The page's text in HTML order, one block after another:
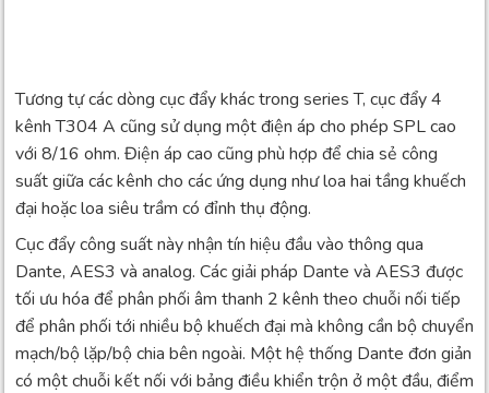
Tương tự các dòng cục đẩy khác trong series T, cục đẩy 4
kênh T304 A cũng sử dụng một điện áp cho phép SPL cao
với 8/16 ohm. Điện áp cao cũng phù hợp để chia sẻ công
suất giữa các kênh cho các ứng dụng như loa hai tầng khuếch
đại hoặc loa siêu trầm có đỉnh thụ động.
Cục đẩy công suất này nhận tín hiệu đầu vào thông qua
Dante, AES3 và analog. Các giải pháp Dante và AES3 được
tối ưu hóa để phân phối âm thanh 2 kênh theo chuỗi nối tiếp
để phân phối tới nhiều bộ khuếch đại mà không cần bộ chuyển
mạch/bộ lặp/bộ chia bên ngoài. Một hệ thống Dante đơn giản
có một chuỗi kết nối với bảng điều khiển trộn ở một đầu, điểm